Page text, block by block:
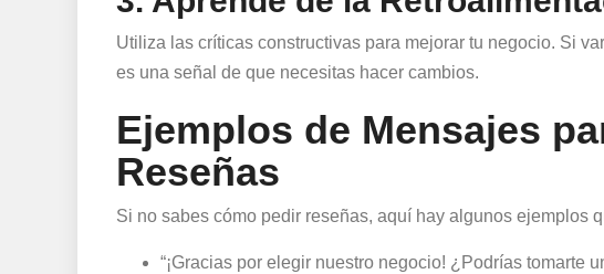
Utiliza las críticas constructivas para mejorar tu negocio. Si
es una señal de que necesitas hacer cambios.
Ejemplos de Mensajes
Reseñas
Si no sabes cómo pedir reseñas, aquí hay algunos ejemplos
“¡Gracias por elegir nuestro negocio! ¿Podrías tomarte